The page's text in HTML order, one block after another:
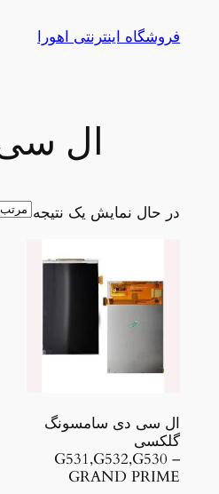
فروشگاه اینترنتی اهورا
ال
در حال نمایش یک نتیجه
ال سی دی سامسونگ
گلکسی
G531,G532,G530 –
GRAND PRIME